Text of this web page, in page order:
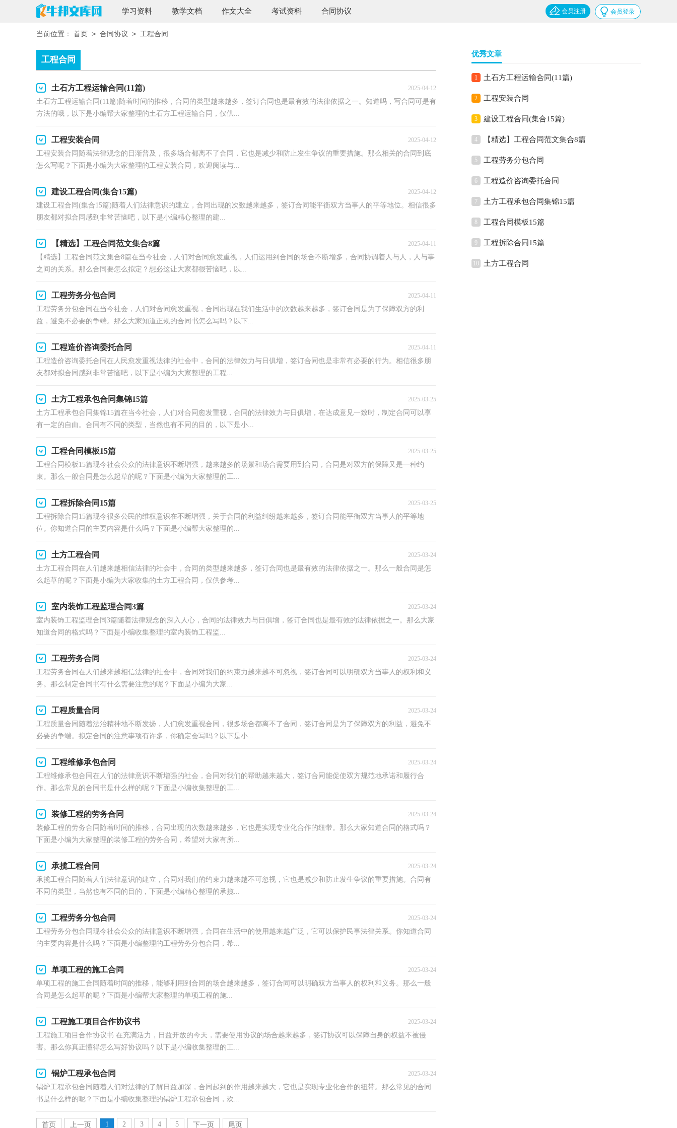
学习资料 教学文档 作文大全 考试资料 合同协议 会员登录
会员注册
当前位置： 首页 > 合同协议 > 工程合同
工程合同
土石方工程运输合同(11篇) 2025-04-12
土石方工程运输合同(11篇)随着时间的推移，合同的类型越来越多，签订合同也是最有效的法律依据之一。知道吗，写合同可是有
方法的哦，以下是小编帮大家整理的土石方工程运输合同，仅供...
工程安装合同 2025-04-12
工程安装合同随着法律观念的日渐普及，很多场合都离不了合同，它也是减少和防止发生争议的重要措施。那么相关的合同到底
怎么写呢？下面是小编为大家整理的工程安装合同，欢迎阅读与...
建设工程合同(集合15篇) 2025-04-12
建设工程合同(集合15篇)随着人们法律意识的建立，合同出现的次数越来越多，签订合同能平衡双方当事人的平等地位。相信很多
朋友都对拟合同感到非常苦恼吧，以下是小编精心整理的建...
【精选】工程合同范文集合8篇 2025-04-11
【精选】工程合同范文集合8篇在当今社会，人们对合同愈发重视，人们运用到合同的场合不断增多，合同协调着人与人，人与事
之间的关系。那么合同要怎么拟定？想必这让大家都很苦恼吧，以...
工程劳务分包合同 2025-04-11
工程劳务分包合同在当今社会，人们对合同愈发重视，合同出现在我们生活中的次数越来越多，签订合同是为了保障双方的利
益，避免不必要的争端。那么大家知道正规的合同书怎么写吗？以下...
工程造价咨询委托合同 2025-04-11
工程造价咨询委托合同在人民愈发重视法律的社会中，合同的法律效力与日俱增，签订合同也是非常有必要的行为。相信很多朋
友都对拟合同感到非常苦恼吧，以下是小编为大家整理的工程...
土方工程承包合同集锦15篇 2025-03-25
土方工程承包合同集锦15篇在当今社会，人们对合同愈发重视，合同的法律效力与日俱增，在达成意见一致时，制定合同可以享
有一定的自由。合同有不同的类型，当然也有不同的目的，以下是小...
工程合同模板15篇 2025-03-25
工程合同模板15篇现今社会公众的法律意识不断增强，越来越多的场景和场合需要用到合同，合同是对双方的保障又是一种约
束。那么一般合同是怎么起草的呢？下面是小编为大家整理的工...
工程拆除合同15篇 2025-03-25
工程拆除合同15篇现今很多公民的维权意识在不断增强，关于合同的利益纠纷越来越多，签订合同能平衡双方当事人的平等地
位。你知道合同的主要内容是什么吗？下面是小编帮大家整理的...
土方工程合同 2025-03-24
土方工程合同在人们越来越相信法律的社会中，合同的类型越来越多，签订合同也是最有效的法律依据之一。那么一般合同是怎
么起草的呢？下面是小编为大家收集的土方工程合同，仅供参考...
室内装饰工程监理合同3篇 2025-03-24
室内装饰工程监理合同3篇随着法律观念的深入人心，合同的法律效力与日俱增，签订合同也是最有效的法律依据之一。那么大家
知道合同的格式吗？下面是小编收集整理的室内装饰工程监...
工程劳务合同 2025-03-24
工程劳务合同在人们越来越相信法律的社会中，合同对我们的约束力越来越不可忽视，签订合同可以明确双方当事人的权利和义
务。那么制定合同书有什么需要注意的呢？下面是小编为大家...
工程质量合同 2025-03-24
工程质量合同随着法治精神地不断发扬，人们愈发重视合同，很多场合都离不了合同，签订合同是为了保障双方的利益，避免不
必要的争端。拟定合同的注意事项有许多，你确定会写吗？以下是小...
工程维修承包合同 2025-03-24
工程维修承包合同在人们的法律意识不断增强的社会，合同对我们的帮助越来越大，签订合同能促使双方规范地承诺和履行合
作。那么常见的合同书是什么样的呢？下面是小编收集整理的工...
装修工程的劳务合同 2025-03-24
装修工程的劳务合同随着时间的推移，合同出现的次数越来越多，它也是实现专业化合作的纽带。那么大家知道合同的格式吗？
下面是小编为大家整理的装修工程的劳务合同，希望对大家有所...
承揽工程合同 2025-03-24
承揽工程合同随着人们法律意识的建立，合同对我们的约束力越来越不可忽视，它也是减少和防止发生争议的重要措施。合同有
不同的类型，当然也有不同的目的，下面是小编精心整理的承揽...
工程劳务分包合同 2025-03-24
工程劳务分包合同现今社会公众的法律意识不断增强，合同在生活中的使用越来越广泛，它可以保护民事法律关系。你知道合同
的主要内容是什么吗？下面是小编整理的工程劳务分包合同，希...
单项工程的施工合同 2025-03-24
单项工程的施工合同随着时间的推移，能够利用到合同的场合越来越多，签订合同可以明确双方当事人的权利和义务。那么一般
合同是怎么起草的呢？下面是小编帮大家整理的单项工程的施...
工程施工项目合作协议书 2025-03-24
工程施工项目合作协议书 在充满活力，日益开放的今天，需要使用协议的场合越来越多，签订协议可以保障自身的权益不被侵
害。那么你真正懂得怎么写好协议吗？以下是小编收集整理的工...
锅炉工程承包合同 2025-03-24
锅炉工程承包合同随着人们对法律的了解日益加深，合同起到的作用越来越大，它也是实现专业化合作的纽带。那么常见的合同
书是什么样的呢？下面是小编收集整理的锅炉工程承包合同，欢...
首页 上一页 1 2 3 4 5 下一页 尾页
优秀文章
1 土石方工程运输合同(11篇)
2 工程安装合同
3 建设工程合同(集合15篇)
4 【精选】工程合同范文集合8篇
5 工程劳务分包合同
6 工程造价咨询委托合同
7 土方工程承包合同集锦15篇
8 工程合同模板15篇
9 工程拆除合同15篇
10 土方工程合同